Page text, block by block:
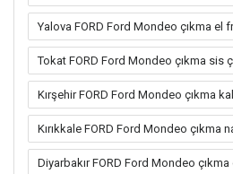
Yalova FORD Ford Mondeo çıkma el
Tokat FORD Ford Mondeo çıkma sis
Kırşehir FORD Ford Mondeo çıkma
Kırıkkale FORD Ford Mondeo çıkma
Diyarbakır FORD Ford Mondeo